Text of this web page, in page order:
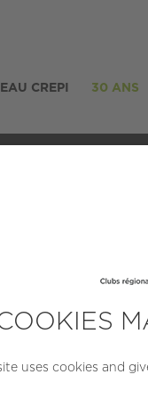
site uses cookies and
CREPI 30 ANS
(29 000)